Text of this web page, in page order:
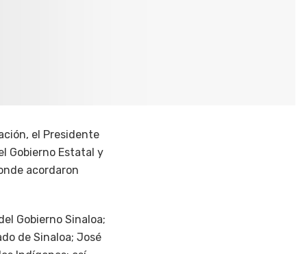
el Presidente
Gobierno Estatal y
acordaron
Gobierno Sinaloa;
de Sinaloa; José